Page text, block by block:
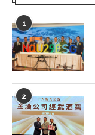
1
2